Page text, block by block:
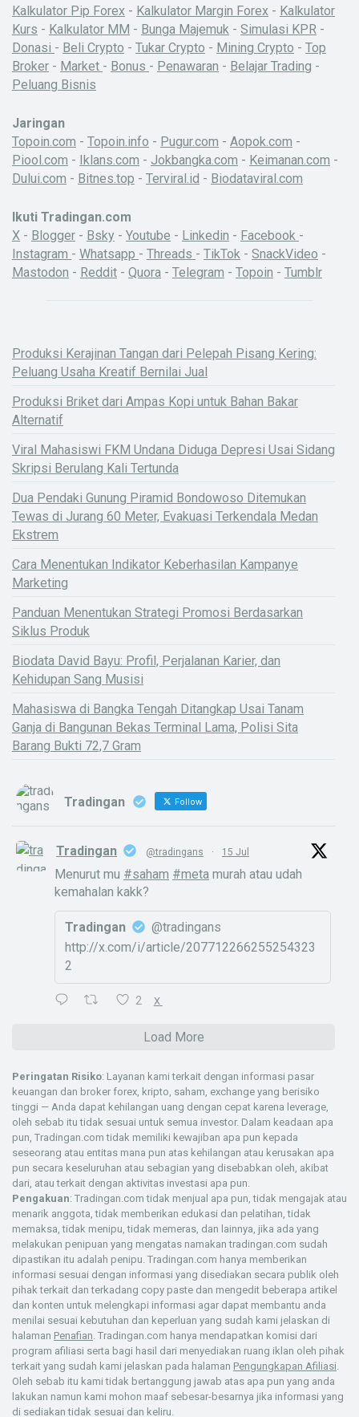
Kalkulator Pip Forex - Kalkulator Margin Forex - Kalkulator
Kurs - Kalkulator MM - Bunga Majemuk - Simulasi KPR -
Donasi - Beli Crypto - Tukar Crypto - Mining Crypto - Top
Broker - Market - Bonus - Penawaran - Belajar Trading -
Peluang Bisnis
Jaringan
Topoin.com - Topoin.info - Pugur.com - Aopok.com -
Piool.com - Iklans.com - Jokbangka.com - Keimanan.com -
Dului.com - Bitnes.top - Terviral.id - Biodataviral.com
Ikuti Tradingan.com
X - Blogger - Bsky - Youtube - Linkedin - Facebook -
Instagram - Whatsapp - Threads - TikTok - SnackVideo -
Mastodon - Reddit - Quora - Telegram - Topoin - Tumblr
Produksi Kerajinan Tangan dari Pelepah Pisang Kering:
Peluang Usaha Kreatif Bernilai Jual
Produksi Briket dari Ampas Kopi untuk Bahan Bakar
Alternatif
Viral Mahasiswi FKM Undana Diduga Depresi Usai Sidang
Skripsi Berulang Kali Tertunda
Dua Pendaki Gunung Piramid Bondowoso Ditemukan
Tewas di Jurang 60 Meter, Evakuasi Terkendala Medan
Ekstrem
Cara Menentukan Indikator Keberhasilan Kampanye
Marketing
Panduan Menentukan Strategi Promosi Berdasarkan
Siklus Produk
Biodata David Bayu: Profil, Perjalanan Karier, dan
Kehidupan Sang Musisi
Mahasiswa di Bangka Tengah Ditangkap Usai Tanam
Ganja di Bangunan Bekas Terminal Lama, Polisi Sita
Barang Bukti 72,7 Gram
Tradingan Follow
Tradingan @tradingans · 15 Jul
Menurut mu #saham #meta murah atau udah
kemahalan kakk?
Tradingan
@tradingans
http://x.com/i/article/207712266255254323
2
2 X
Load More
Peringatan Risiko: Layanan kami terkait dengan informasi pasar
keuangan dan broker forex, kripto, saham, exchange yang berisiko
tinggi — Anda dapat kehilangan uang dengan cepat karena leverage,
oleh sebab itu tidak sesuai untuk semua investor. Dalam keadaan apa
pun, Tradingan.com tidak memiliki kewajiban apa pun kepada
seseorang atau entitas mana pun atas kehilangan atau kerusakan apa
pun secara keseluruhan atau sebagian yang disebabkan oleh, akibat
dari, atau terkait dengan aktivitas investasi apa pun.
Pengakuan: Tradingan.com tidak menjual apa pun, tidak mengajak atau
menarik anggota, tidak memberikan edukasi dan pelatihan, tidak
memaksa, tidak menipu, tidak memeras, dan lainnya, jika ada yang
melakukan penipuan yang mengatas namakan tradingan.com sudah
dipastikan itu adalah penipu. Tradingan.com hanya memberikan
informasi sesuai dengan informasi yang disediakan secara publik oleh
pihak terkait dan terkadang copy paste dan mengedit beberapa artikel
dan konten untuk melengkapi informasi agar dapat membantu anda
menilai sesuai kebutuhan dan keperluan yang sudah kami jelaskan di
halaman Penafian. Tradingan.com hanya mendapatkan komisi dari
program afiliasi serta bagi hasil dari menyediakan ruang iklan oleh pihak
terkait yang sudah kami jelaskan pada halaman Pengungkapan Afiliasi.
Oleh sebab itu kami tidak bertanggung jawab atas apa pun yang anda
lakukan namun kami mohon maaf sebesar-besarnya jika informasi yang
di sediakan tidak sesuai dan keliru.